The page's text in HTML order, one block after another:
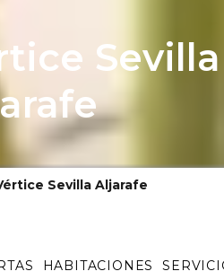
Sevilla
Sevilla Aljarafe
HABITACIONES